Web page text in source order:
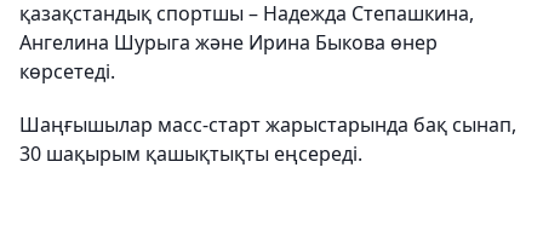
қазақстандық спортшы – Надежда Степашкина,
Ангелина Шурыга және Ирина Быкова өнер
көрсетеді.
Шаңғышылар масс-старт жарыстарында бақ сынап,
30 шақырым қашықтықты еңсереді.